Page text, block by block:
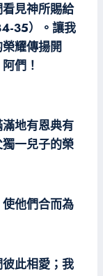
見神所賜給
35）。讓我
耀傳揚開
們！
地有恩典有
一兒子的榮
他們合而為
此相愛；我